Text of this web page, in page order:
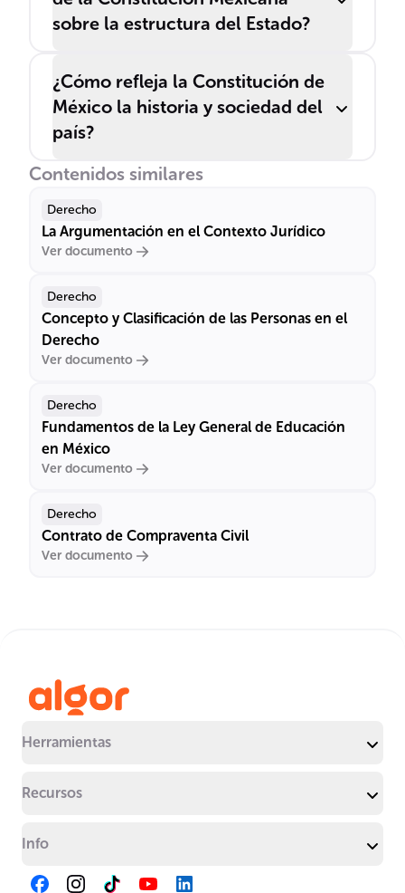
sobre la estructura del Estado?
¿Cómo refleja la Constitución de
México la historia y sociedad del
país?
Contenidos similares
Derecho
La Argumentación en el Contexto Jurídico
Ver documento
Derecho
Concepto y Clasificación de las Personas en el
Derecho
Ver documento
Derecho
Fundamentos de la Ley General de Educación
en México
Ver documento
Derecho
Contrato de Compraventa Civil
Ver documento
Herramientas
Recursos
Info